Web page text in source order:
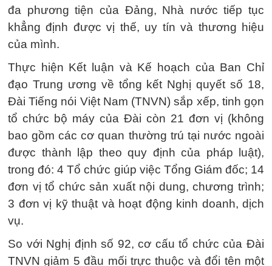
đa phương tiện của Đảng, Nhà nước tiếp tục
khẳng định được vị thế, uy tín và thương hiệu
của mình.
Thực hiện Kết luận và Kế hoạch của Ban Chỉ
đạo Trung ương về tổng kết Nghị quyết số 18,
Đài Tiếng nói Việt Nam (TNVN) sắp xếp, tinh gọn
tổ chức bộ máy của Đài còn 21 đơn vị (không
bao gồm các cơ quan thường trú tại nước ngoài
được thành lập theo quy định của pháp luật),
trong đó: 4 Tổ chức giúp việc Tổng Giám đốc; 14
đơn vị tổ chức sản xuất nội dung, chương trình;
3 đơn vị kỹ thuật và hoạt động kinh doanh, dịch
vụ.
So với Nghị định số 92, cơ cấu tổ chức của Đài
TNVN giảm 5 đầu mối trực thuộc và đổi tên một